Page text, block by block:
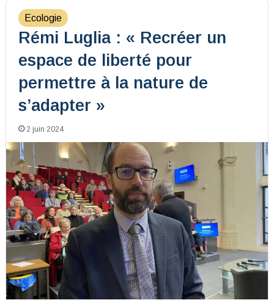
Ecologie
Rémi Luglia : « Recréer un
espace de liberté pour
permettre à la nature de
s’adapter »
2 juin 2024